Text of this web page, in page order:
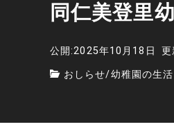
同仁美登里
公開:2025年10月18日
おしらせ/幼稚園の生活